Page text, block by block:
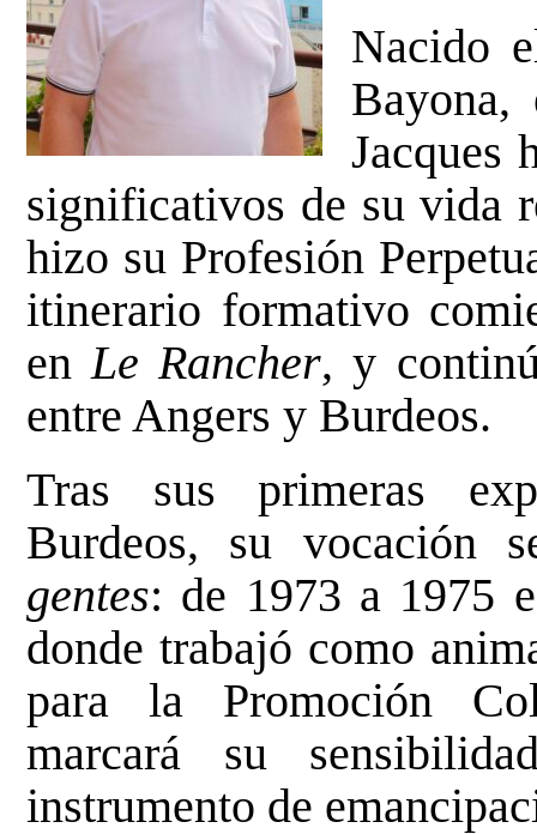
Nacido
Bayona,
Jacques
significativos de su vida
hizo su Profesión
itinerario formativo
enLe Rancher, y
entre Angers y Burdeos.
Tras sus primeras
Burdeos, su vocación
gentes: de 1973 a 1975
donde trabajó como
para la Promoción
marcará su
instrumento de